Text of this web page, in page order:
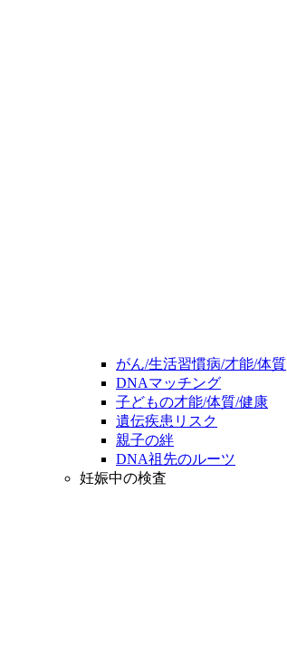
がん/生活習慣病/才能/体質
DNAマッチング
子どもの才能/体質/健康
遺伝疾患リスク
親子の絆
DNA祖先のルーツ
妊娠中の検査